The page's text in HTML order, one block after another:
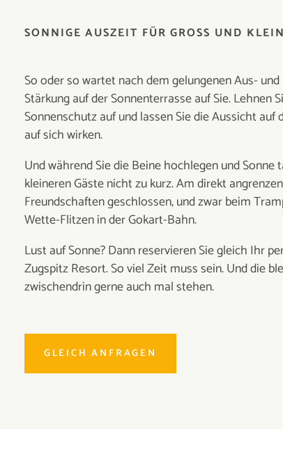
SONNIGE AUSZEIT FÜR GROSS UND KLEIN
So oder so wartet nach dem gelungenen Aus-
Stärkung auf der Sonnenterrasse auf Sie. Lehnen
Sonnenschutz auf und lassen Sie die Aussicht
auf sich wirken.
Und während Sie die Beine hochlegen und
kleineren Gäste nicht zu kurz. Am direkt
Freundschaften geschlossen, und zwar beim
Wette-Flitzen in der Gokart-Bahn.
Lust auf Sonne? Dann reservieren Sie gleich Ihr
Zugspitz Resort. So viel Zeit muss sein. Und die
zwischendrin gerne auch mal stehen.
GLEICH ANFRAGEN